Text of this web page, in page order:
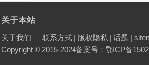
关于本站
关于我们 ｜ 联系方式| 版权隐私 | 话题 |
Copyright © 2015-2024备案号：鄂ICP备